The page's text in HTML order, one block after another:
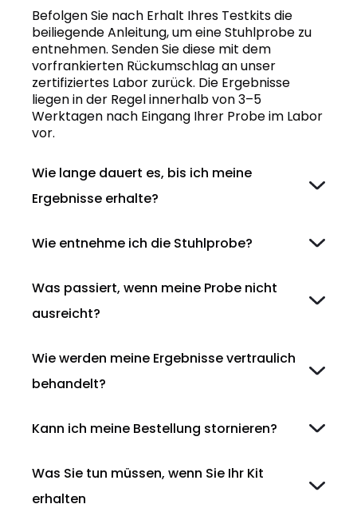
Befolgen Sie nach Erhalt Ihres Testkits die
beiliegende Anleitung, um eine Stuhlprobe zu
entnehmen. Senden Sie diese mit dem
vorfrankierten Rückumschlag an unser
zertifiziertes Labor zurück. Die Ergebnisse
liegen in der Regel innerhalb von 3–5
Werktagen nach Eingang Ihrer Probe im Labor
vor.
Wie lange dauert es, bis ich meine
Ergebnisse erhalte?
Wie entnehme ich die Stuhlprobe?
Was passiert, wenn meine Probe nicht
ausreicht?
Wie werden meine Ergebnisse vertraulich
behandelt?
Kann ich meine Bestellung stornieren?
Was Sie tun müssen, wenn Sie Ihr Kit
erhalten